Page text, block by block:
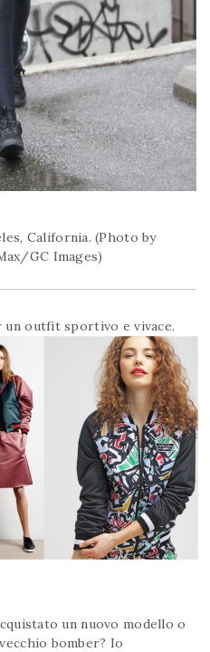
California. (Photo by
GC Images)
outfit sportivo e vivace.
un nuovo modello o
bomber? Io